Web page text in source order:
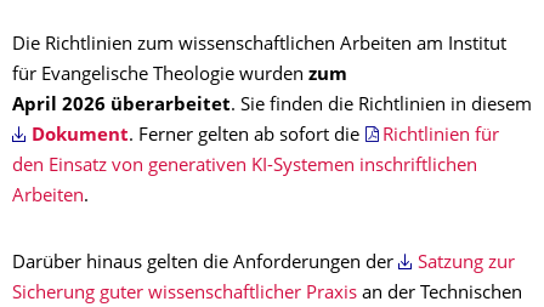
Die Richtlinien zum wissenschaftlichen Arbeiten am Institut
für Evangelische Theologie wurden zum
April 2026 überarbeitet. Sie finden die Richtlinien in diesem
Dokument. Ferner gelten ab sofort die
Richtlinien für
den Einsatz von generativen KI-Systemen inschriftlichen
Arbeiten.
Darüber hinaus gelten die Anforderungen der
Satzung zur
Sicherung guter wissenschaftlicher Praxis an der Technischen